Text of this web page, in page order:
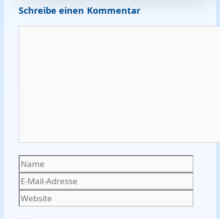
Schreibe einen Kommentar
Name
Mail-